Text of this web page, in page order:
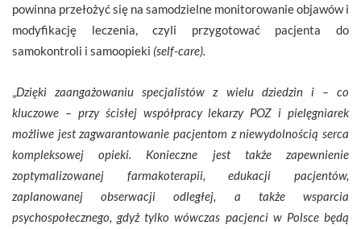
powinna przełożyć się na samodzielne monitorowanie objawów i
modyfikację leczenia, czyli przygotować pacjenta do
samokontroli i samoopieki (self-care).
Dzięki zaangażowaniu specjalistów z wielu dziedzin i – co
kluczowe – przy ścisłej współpracy lekarzy POZ i pielęgniarek
możliwe jest zagwarantowanie pacjentom z niewydolnością serca
kompleksowej opieki. Konieczne jest także zapewnienie
zoptymalizowanej farmakoterapii, edukacji pacjentów,
zaplanowanej obserwacji odległej, a także wsparcia
psychospołecznego, gdyż tylko wówczas pacjenci w Polsce będą